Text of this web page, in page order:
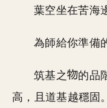
葉空坐在苦海
為師給你準備
筑基之 的品
高，且道基越穩固。